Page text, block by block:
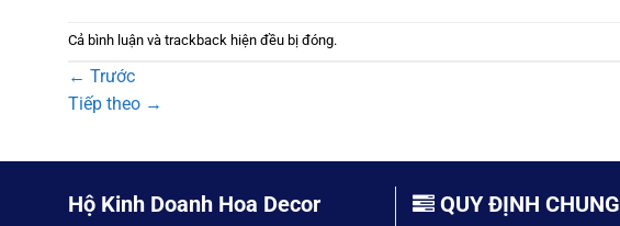
Cả bình luận và trackback hiện đều bị đóng.
← Trước
Tiếp theo →
Hộ Kinh Doanh Hoa Decor QUY ĐỊNH CHUNG